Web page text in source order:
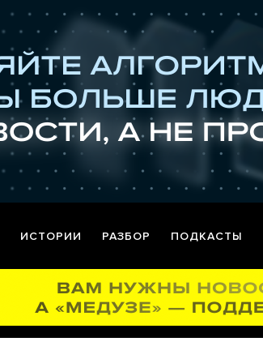
ИСТОРИИ РАЗБОР ПОДКАСТЫ